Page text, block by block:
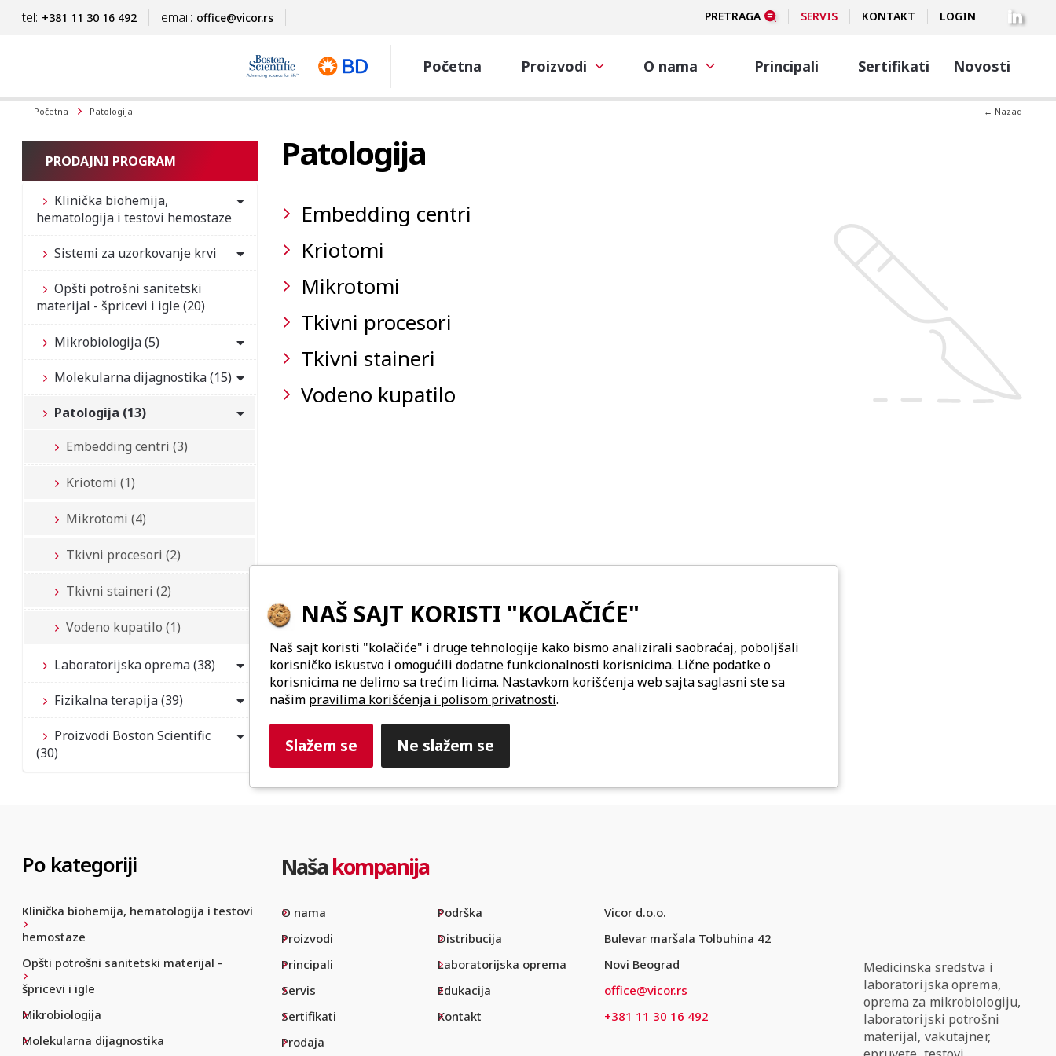
tel: +381 11 30 16 492 email: office@vicor.rs PRETRAGA SERVIS KONTAKT LOGIN
Početna Proizvodi O nama Principali Sertifikati Novosti
Početna Patologija ← Nazad
PRODAJNI PROGRAM
Klinička biohemija,
hematologija i testovi hemostaze
Sistemi za uzorkovanje krvi
Opšti potrošni sanitetski
materijal - špricevi i igle (20)
Mikrobiologija (5)
Molekularna dijagnostika (15)
Patologija (13)
Embedding centri (3)
Kriotomi (1)
Mikrotomi (4)
Tkivni procesori (2)
Tkivni staineri (2)
Vodeno kupatilo (1)
Laboratorijska oprema (38)
Fizikalna terapija (39)
Proizvodi Boston Scientific
(30)
Patologija
Embedding centri
Kriotomi
Mikrotomi
Tkivni procesori
Tkivni staineri
Vodeno kupatilo
Po kategoriji
Klinička biohemija, hematologija i testovi
hemostaze
Opšti potrošni sanitetski materijal -
špricevi i igle
Mikrobiologija
Molekularna dijagnostika
Našakompanija
O nama
Proizvodi
Principali
Servis
Sertifikati
Prodaja
Podrška
Distribucija
Laboratorijska oprema
Edukacija
Kontakt
Vicor d.o.o.
Bulevar maršala Tolbuhina 42
Novi Beograd
office@vicor.rs
+381 11 30 16 492
Medicinska sredstva i
laboratorijska oprema,
oprema za mikrobiologiju,
laboratorijski potrošni
materijal, vakutajner,
NAŠ SAJT KORISTI "KOLAČIĆE"
Naš sajt koristi "kolačiće" i druge tehnologije kako bismo analizirali saobraćaj, poboljšali
korisničko iskustvo i omogućili dodatne funkcionalnosti korisnicima. Lične podatke o
korisnicima ne delimo sa trećim licima. Nastavkom korišćenja web sajta saglasni ste sa
našim pravilima korišćenja i polisom privatnosti.
Slažem se Ne slažem se